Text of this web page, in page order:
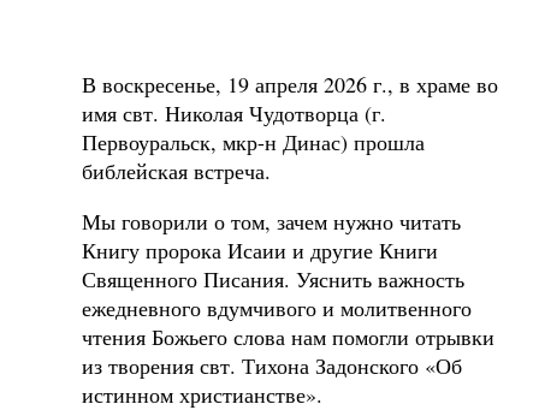
В воскресенье, 19 апреля 2026 г., в храме во
имя свт. Николая Чудотворца (г.
Первоуральск, мкр-н Динас) прошла
библейская встреча.
Мы говорили о том, зачем нужно читать
Книгу пророка Исаии и другие Книги
Священного Писания. Уяснить важность
ежедневного вдумчивого и молитвенного
чтения Божьего слова нам помогли отрывки
из творения свт. Тихона Задонского «Об
истинном христианстве».